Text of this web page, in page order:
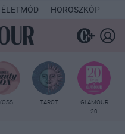
ÉLETMÓD HOROSZKÓP
TAROT
GLAMOUR
20